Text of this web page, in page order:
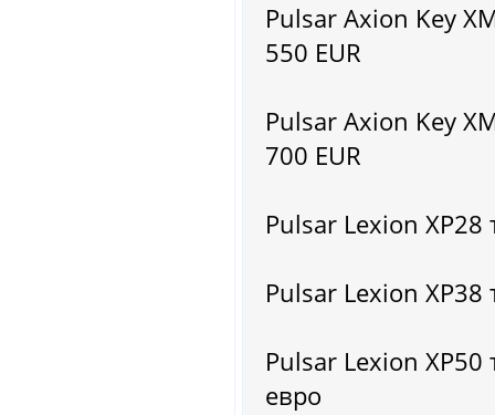
Pulsar Axion Key
550 EUR
Pulsar Axion Key
700 EUR
Pulsar Lexion
Pulsar Lexion
Pulsar Lexion
евро